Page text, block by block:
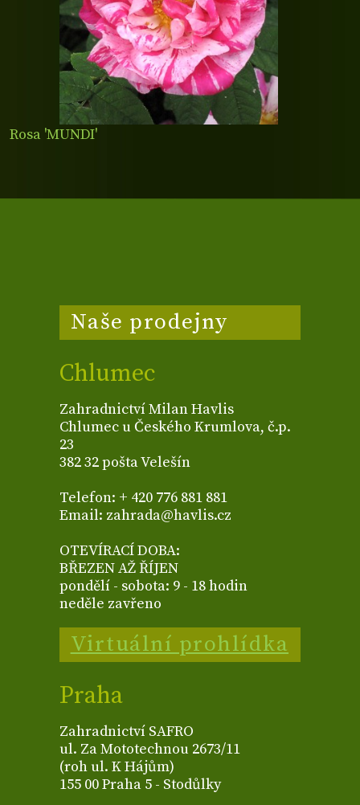
Rosa 'MUNDI'
Naše prodejny
Chlumec
Zahradnictví Milan Havlis
Chlumec u Českého Krumlova, č.p.
23
382 32 pošta Velešín
Telefon: + 420 776 881 881
Email: zahrada@havlis.cz
OTEVÍRACÍ DOBA:
BŘEZEN AŽ ŘÍJEN
pondělí - sobota: 9 - 18 hodin
neděle zavřeno
Virtuální prohlídka
Praha
Zahradnictví SAFRO
ul. Za Mototechnou 2673/11
(roh ul. K Hájům)
155 00 Praha 5 - Stodůlky